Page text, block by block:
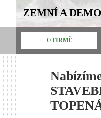
O FIRMĚ